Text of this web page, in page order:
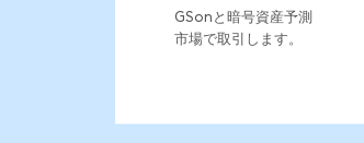
GSonと暗号資産予測
市場で取引します。